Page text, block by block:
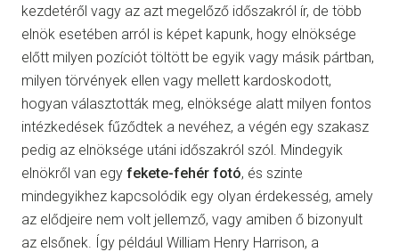
kezdetéről vagy az azt megelőző időszakról ír, de több
elnök esetében arról is képet kapunk, hogy elnöksége
előtt milyen pozíciót töltött be egyik vagy másik pártban,
milyen törvények ellen vagy mellett kardoskodott,
hogyan választották meg, elnöksége alatt milyen fontos
intézkedések fűződtek a nevéhez, a végén egy szakasz
pedig az elnöksége utáni időszakról szól. Mindegyik
elnökről van egy fekete-fehér fotó, és szinte
mindegyikhez kapcsolódik egy olyan érdekesség, amely
az elődjeire nem volt jellemző, vagy amiben ő bizonyult
az elsőnek. Így például William Henry Harrison, a